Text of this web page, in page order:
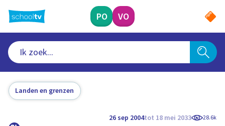
naar
hoofdinhoud
PO VO
Landen en grenzen
26 sep 2004tot 18 mei 2033 28.6k